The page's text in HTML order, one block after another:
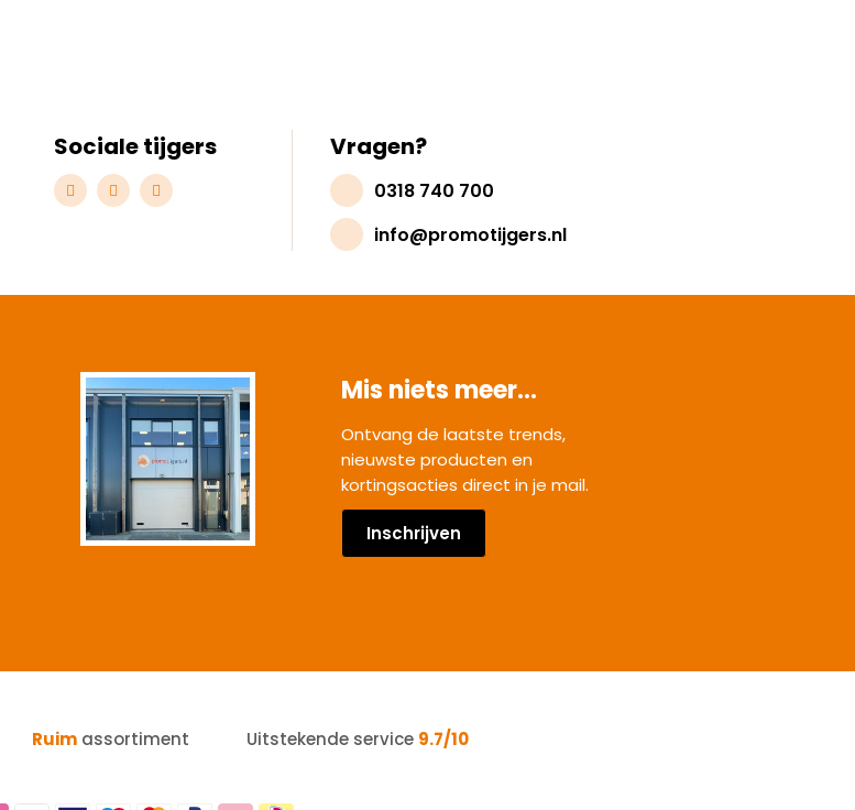
Sociale tijgers Vragen?
0318 740 700
info@promotijgers.nl
Mis niets meer...
Ontvang de laatste trends,
nieuwste producten en
kortingsacties direct in je mail.
Inschrijven
Ruim assortiment Uitstekende service 9.7/10